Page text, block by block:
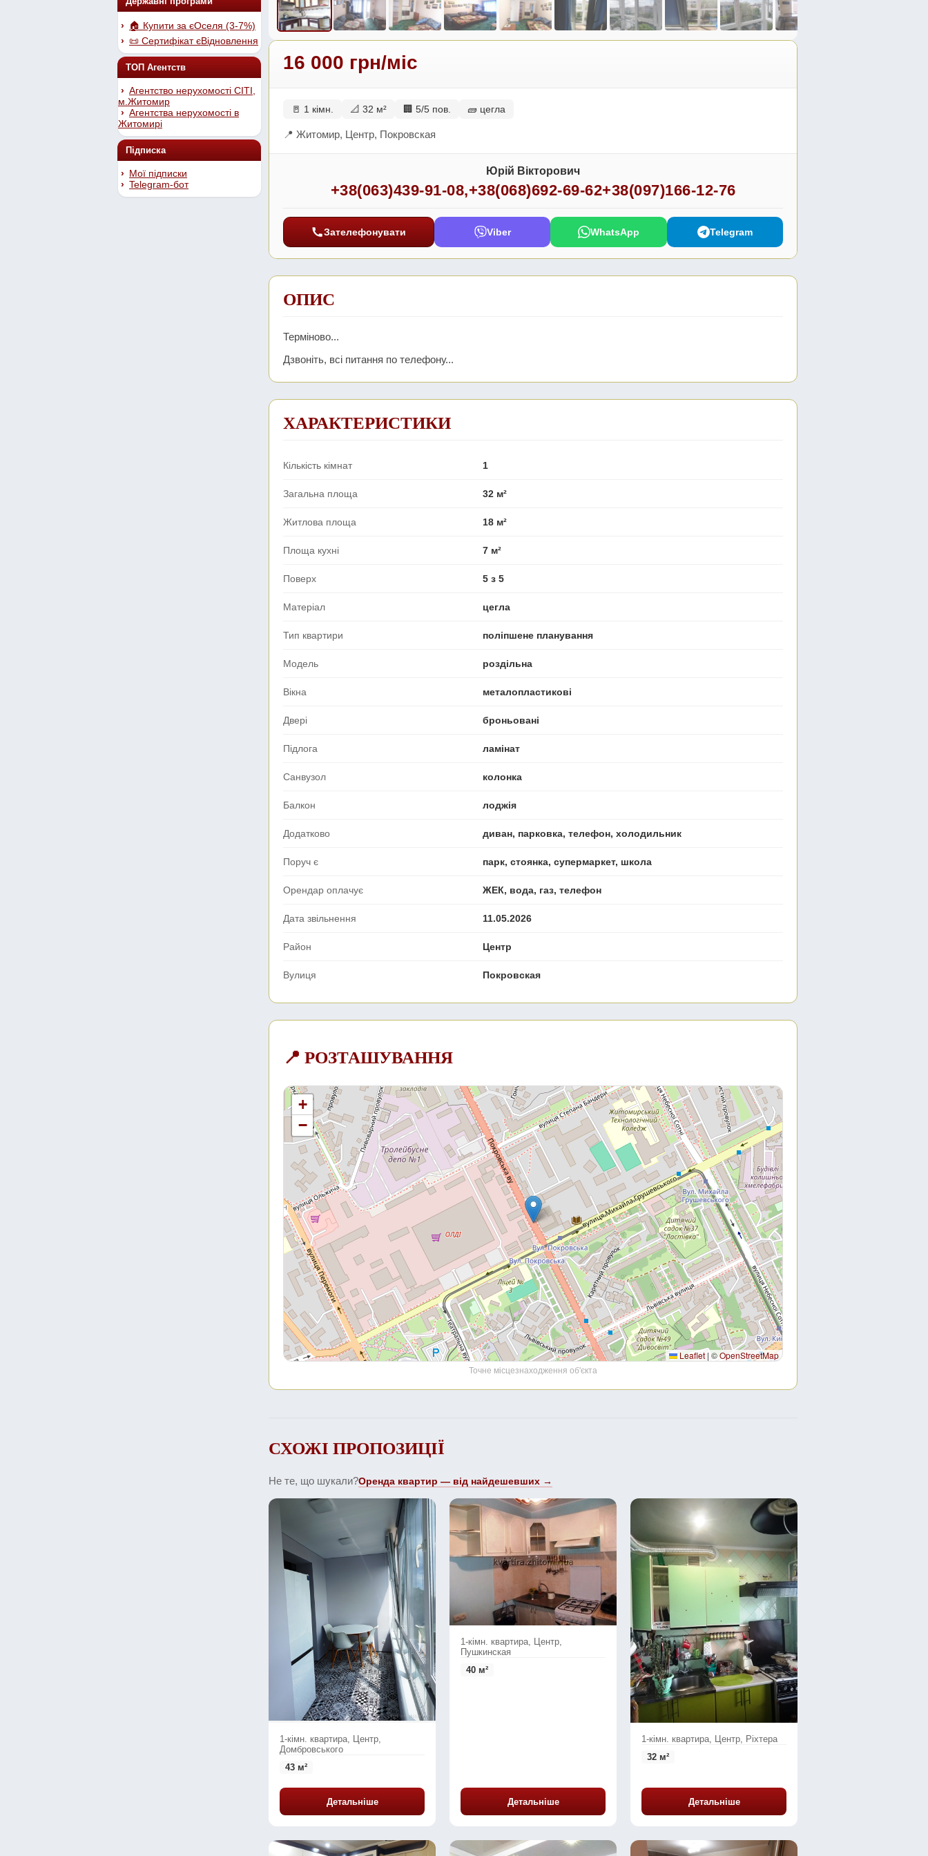
🏠 Купити за єОселя (3-7%)
📜 Сертифікат єВідновлення
ТОП Агентств
Агентство нерухомості СІТІ,
м.Житомир
Агентства нерухомості в
Житомирі
Підписка
Мої підписки
Telegram-бот
16 000 грн/міс
🚪 1 кімн. 📐 32 м² 🏢 5/5 пов. 🧱 цегла
📍 Житомир, Центр, Покровская
Юрій Вікторович
+38(063)439-91-08,+38(068)692-69-62+38(097)166-12-76
Зателефонувати Viber WhatsApp Telegram
ОПИС
Терміново...
Дзвоніть, всі питання по телефону...
ХАРАКТЕРИСТИКИ
Кількість кімнат 1
Загальна площа 32 м²
Житлова площа 18 м²
Площа кухні 7 м²
Поверх 5 з 5
Матеріал цегла
Тип квартири поліпшене планування
Модель роздільна
Вікна металопластикові
Двері броньовані
Підлога ламінат
Санвузол колонка
Балкон лоджія
Додатково диван, парковка, телефон, холодильник
Поруч є парк, стоянка, супермаркет, школа
Орендар оплачує ЖЕК, вода, газ, телефон
Дата звільнення 11.05.2026
Район Центр
Вулиця Покровская
📍 РОЗТАШУВАННЯ
+
−
Leaflet | ©OpenStreetMap
Точне місцезнаходження об'єкта
СХОЖІ ПРОПОЗИЦІЇ
Не те, що шукали?Оренда квартир — від найдешевших →
1-кімн. квартира, Центр,
Домбровського
43 м²
Детальніше
1-кімн. квартира, Центр,
Пушкинская
40 м²
Детальніше
1-кімн. квартира, Центр, Ріхтера
32 м²
Детальніше